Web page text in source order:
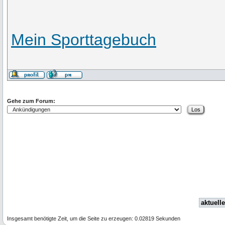
Mein Sporttagebuch
Gehe zum Forum:
Insgesamt benötigte Zeit, um die Seite zu erzeugen: 0.02819 Sekunden